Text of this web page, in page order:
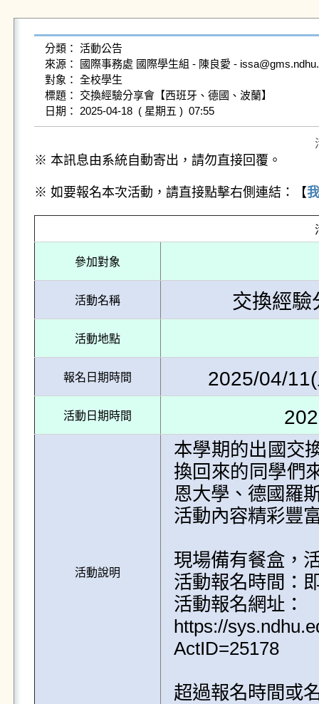
分類： 活動公告
來源： 國際事務處 國際學生組 - 陳良愛 -
對象： 全校學生
標題： 交換經驗分享會【西班牙、德國、波蘭】
日期： 2025-04-18  ( 星期五 )  07:55
※ 本訊息由系統自動寄出，請勿直接回覆。
※ 如要報名本次活動，請直接點擊右側連結：【
參加對象
活動名稱 交換經驗
活動地點
報名日期時間 2025/04/
活動日期時間
活動說明
本學期的出國交
換回來的同學們
恩大學、德國羅
活動內容精彩豐
現場備有餐盒，
活動報名時間：
活動報名網址：
https://
ActID=25178
超過報名時間或